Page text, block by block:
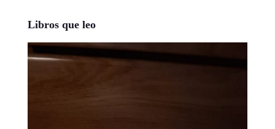
Libros que leo